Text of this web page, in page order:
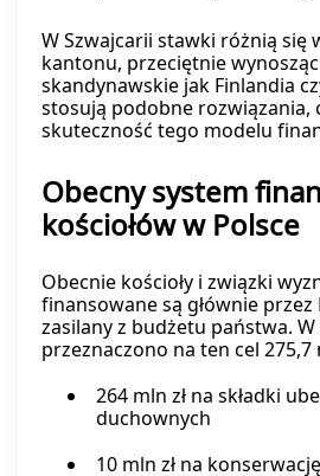
W Szwajcarii stawki różnią się
kantonu, przeciętnie wynosząc
skandynawskie jak Finlandia
stosują podobne rozwiązania,
skuteczność tego modelu
Obecny system
kościołów w Polsce
Obecnie kościoły i związki
finansowane są głównie przez
zasilany z budżetu państwa.
przeznaczono na ten cel 275,7
264 mln zł na składki
duchownych
10 mln zł na